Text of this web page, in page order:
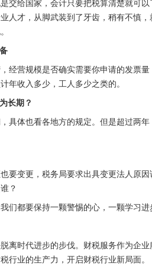
交给国家，会计只要把税算清楚就可
人才，从脚武装到了牙齿，稍有不慎
经营规模是否确实需要你申请的发票
年收入多少，工人多少之类的。
长期？
具体也看各地方的规定。但是超过两
要变更，税务局要求出具变更法人原
？
们都要保持一颗警惕的心，一颗学习进
离时代进步的步伐。财税服务作为企
行业的生产力，开启财税行业新局面。